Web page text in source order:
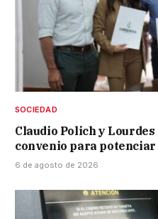
SOCIEDAD
Claudio Polich y
convenio para
6 de agosto de 2026